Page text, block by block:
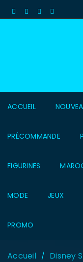
ACCUEIL
PRÉCOMMANDE
FIGURINES
MODE JEUX
PROMO
Accueil / Disney